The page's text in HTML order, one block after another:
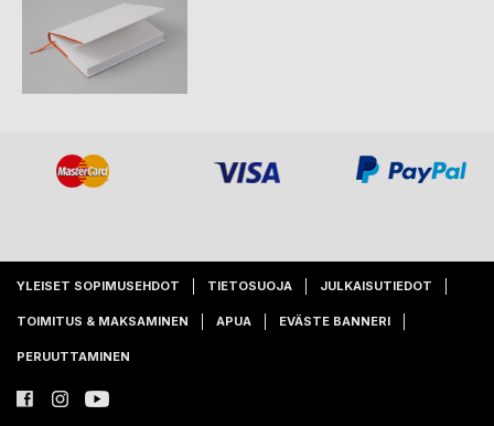
YLEISET SOPIMUSEHDOT TIETOSUOJA JULKAISUTIEDOT
TOIMITUS & MAKSAMINEN APUA EVÄSTE BANNERI
PERUUTTAMINEN